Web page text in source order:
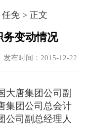
任免> 正文
务变动情况
布时间：2015-12-22
唐集团公司副
集团公司总会计
公司副总经理人